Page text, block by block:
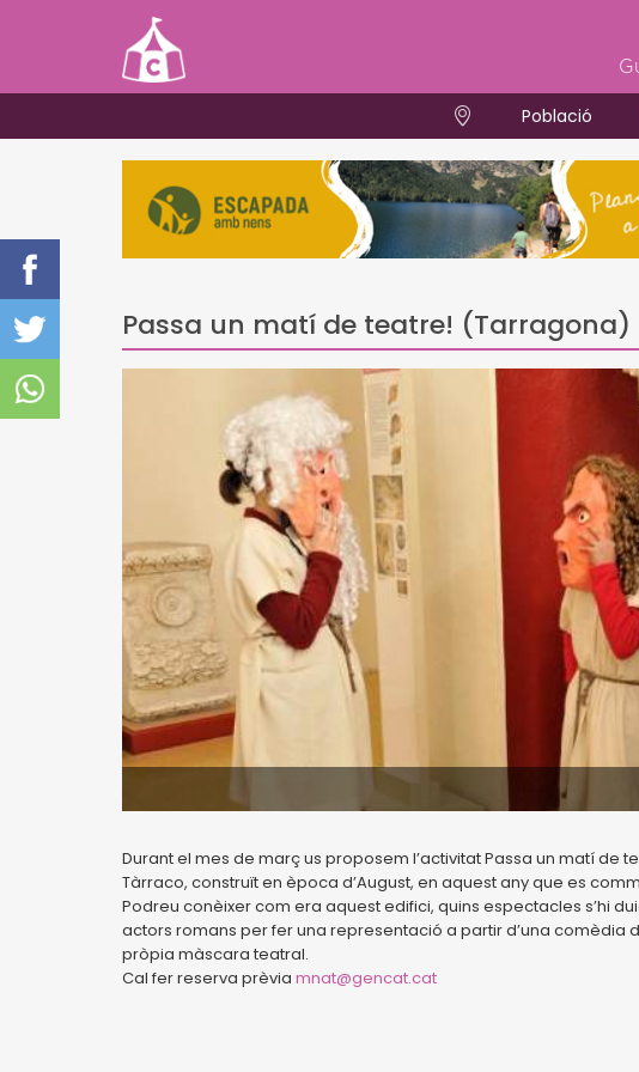
Població
Passa un matí de teatre! (Tarragona)
Durant el mes de març us proposem l’activitat Passa un matí de
Tàrraco, construït en època d’August, en aquest any que es
Podreu conèixer com era aquest edifici, quins espectacles s’hi
actors romans per fer una representació a partir d’una comèdia
pròpia màscara teatral.
Cal fer reserva prèvia mnat@gencat.cat